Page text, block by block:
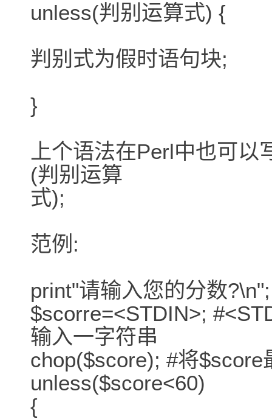
unless(判别运算式) {
判别式为假时语句块;
}
上个语法在Perl中也可以
(判别运算
式);
范例:
print"请输入您的分数?\n";
$scorre=<STDIN>;
输入一字符串
chop($score); #将
unless($score<60)
{